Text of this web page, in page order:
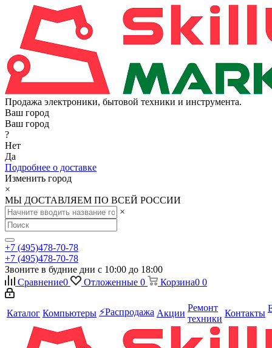
Продажа электроники, бытовой техники и инструмента.
Ваш город
Ваш город
?
Нет
Да
Подробнее о доставке
Изменить город
×
МЫ ДОСТАВЛЯЕМ ПО ВСЕЙ РОССИИ
×
+7 (495)478-70-78
+7 (495)478-70-78
Звоните в будние дни с 10:00 до 18:00
Сравнение0 Отложенные 0 Корзина0 0
Каталог Компьютеры ⚡️Распродажа Акции
Ремонт
техники
Контакты